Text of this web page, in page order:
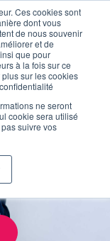
Ces cookies sont
dont vous
de nous souvenir
et de
que pour
à la fois sur ce
sur les cookies
ne seront
cookie sera utilisé
suivre vos